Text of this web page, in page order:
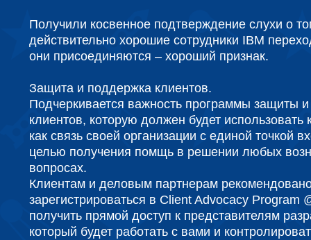
Получили косвенное подтверждение слухи о
действительно хорошие сотрудники IBM
они присоединяются – хороший признак.
Защита и поддержка клиентов.
Подчеркивается важность программы защиты
клиентов, которую должен будет использовать
как связь своей организации с единой точкой
целью получения помщь в решении любых
вопросах.
Клиентам и деловым партнерам
зарегистрироваться в Client Advocacy Program
получить прямой доступ к представителям
который будет работать с вами и